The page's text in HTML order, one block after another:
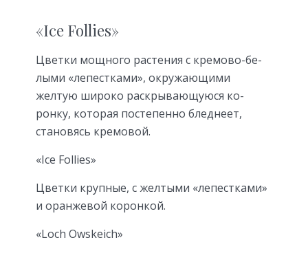
«Ice Follies»
Цветки мощно­го растения с кремово-бе­
лыми «лепестками», окружающими
желтую широко раскрывающуюся ко­
ронку, которая постепенно бледнеет,
становясь кремовой.
«Ice Follies»
Цветки крупные, с желтыми «лепестками»
и оранжевой коронкой.
«Loch Owskeich»